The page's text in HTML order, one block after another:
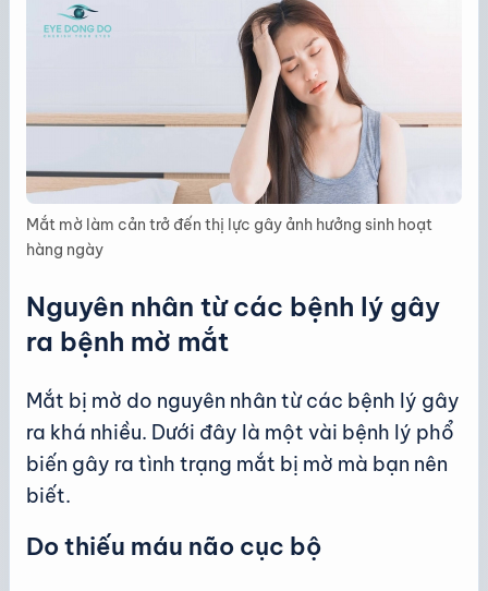
Mắt mờ làm cản trở đến thị lực gây ảnh hưởng sinh hoạt
hàng ngày
Nguyên nhân từ các bệnh lý gây
ra bệnh mờ mắt
Mắt bị mờ do nguyên nhân từ các bệnh lý gây
ra khá nhiều. Dưới đây là một vài bệnh lý phổ
biến gây ra tình trạng mắt bị mờ mà bạn nên
biết.
Do thiếu máu não cục bộ